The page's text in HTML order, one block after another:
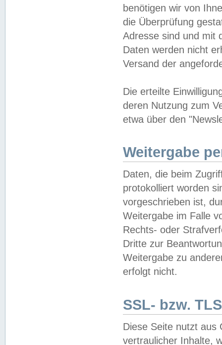
benötigen wir von
die Überprüfung
Adresse sind und mit
Daten werden nicht
Versand der
Die erteilte
deren Nutzung zum
etwa über den
Weitergabe
Daten, die beim
protokolliert worden
vorgeschrieben ist,
Weitergabe im Falle
Rechts- oder
Dritte zur
Weitergabe zu
erfolgt nicht.
SSL- bzw.
Diese Seite nutzt aus
vertraulicher Inhalte,